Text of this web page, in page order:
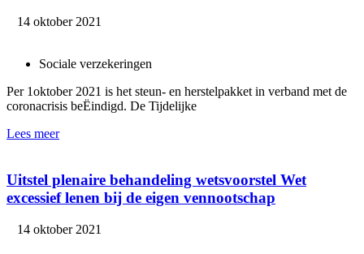
14 oktober 2021
Sociale verzekeringen
Per 1oktober 2021 is het steun- en herstelpakket in verband met de
coronacrisis beËindigd. De Tijdelijke
Lees meer
Uitstel plenaire behandeling wetsvoorstel Wet
excessief lenen bij de eigen vennootschap
14 oktober 2021